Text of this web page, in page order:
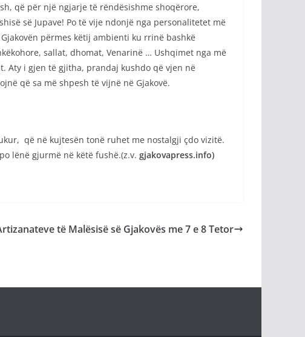
që për një ngjarje të rëndësishme shoqërore,
së Jupave! Po të vije ndonjë nga personalitetet më
përmes këtij ambienti ku rrinë bashkë
sallat, dhomat, Venarinë … Ushqimet nga më
Aty i gjen të gjitha, prandaj kushdo që vjen në
që sa më shpesh të vijnë në Gjakovë.
që në kujtesën tonë ruhet me nostalgji çdo vizitë.
lënë gjurmë në këtë fushë.(z.v. gjakovapress.info)
të Malësisë së Gjakovës me 7 e 8 Tetor